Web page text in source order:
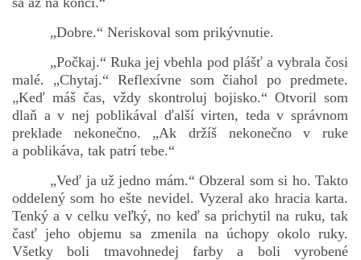
„Dobre.“ Neriskoval som prikývnutie.
„Počkaj.“ Ruka jej vbehla pod plášť a vybrala čosi
malé. „Chytaj.“ Reflexívne som čiahol po predmete.
„Keď máš čas, vždy skontroluj bojisko.“ Otvoril som
dlaň a v nej poblikával ďalší virten, teda v správnom
preklade nekonečno. „Ak držíš nekonečno v ruke
a poblikáva, tak patrí tebe.“
„Veď ja už jedno mám.“ Obzeral som si ho. Takto
oddelený som ho ešte nevidel. Vyzeral ako hracia karta.
Tenký a v celku veľký, no keď sa prichytil na ruku, tak
časť jeho objemu sa zmenila na úchopy okolo ruky.
Všetky boli tmavohnedej farby a boli vyrobené